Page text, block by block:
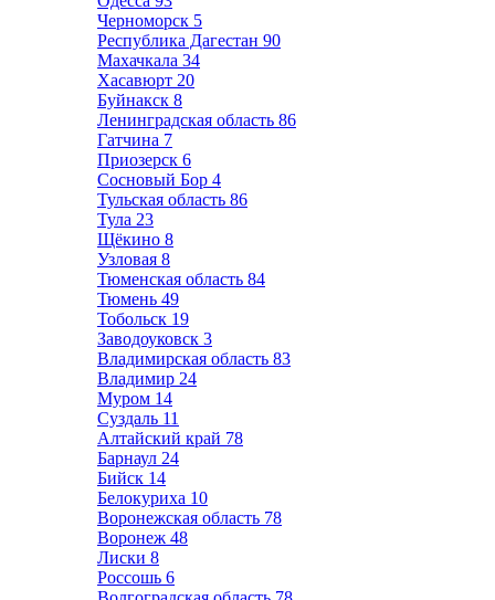
Черноморск 5
Республика Дагестан 90
Махачкала 34
Хасавюрт 20
Буйнакск 8
Ленинградская область 86
Гатчина 7
Приозерск 6
Сосновый Бор 4
Тульская область 86
Тула 23
Щёкино 8
Узловая 8
Тюменская область 84
Тюмень 49
Тобольск 19
Заводоуковск 3
Владимирская область 83
Владимир 24
Муром 14
Суздаль 11
Алтайский край 78
Барнаул 24
Бийск 14
Белокуриха 10
Воронежская область 78
Воронеж 48
Лиски 8
Россошь 6